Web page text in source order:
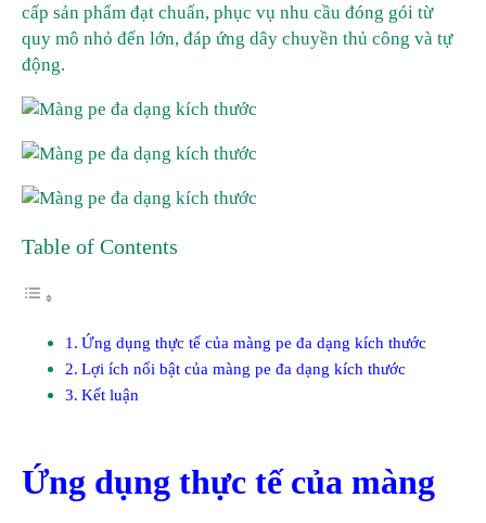
cấp sản phẩm đạt chuẩn, phục vụ nhu cầu đóng gói từ
quy mô nhỏ đến lớn, đáp ứng dây chuyền thủ công và tự
động.
Table of Contents
Ứng dụng thực tế của màng pe đa dạng kích thước
Lợi ích nổi bật của màng pe đa dạng kích thước
Kết luận
Ứng dụng thực tế của màng